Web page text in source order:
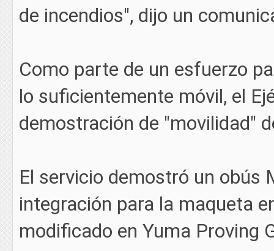
de incendios", dijo un
Como parte de un esfuerzo
lo suficientemente móvil, el
demostración de "movilidad"
El servicio demostró un
integración para la maqueta
modificado en Yuma Proving